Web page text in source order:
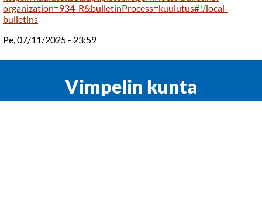
organization=934-R&bulletinProcess=kuulutus#!/local-
bulletins
Pe, 07/11/2025 - 23:59
Vimpelin kunta